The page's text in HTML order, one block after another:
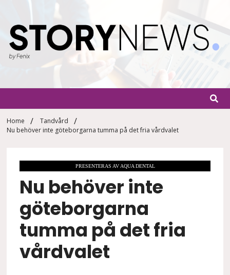
Home
Tandvård
Nu behöver inte göteborgarna tumma på det fria vårdvalet
PRESENTERAS AV AQUA DENTAL
Nu behöver inte
göteborgarna
tumma på det fria
vårdvalet